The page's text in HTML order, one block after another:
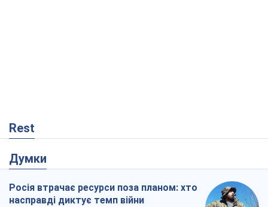
Rest
Думки
Росія втрачає ресурси поза планом: хто
насправді диктує темп війни